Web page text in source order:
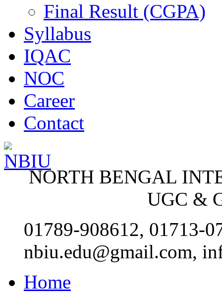
Final Result (CGPA)
Syllabus
IQAC
NOC
Career
Contact
NORTH BENGAL
UGC &
01789-908612, 01713-
nbiu.edu@gmail.com,
Home